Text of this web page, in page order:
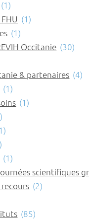
(1)
(1)
(1)
Occitanie (30)
& partenaires (4)
(1)
(1)
(1)
scientifiques
(2)
(85)